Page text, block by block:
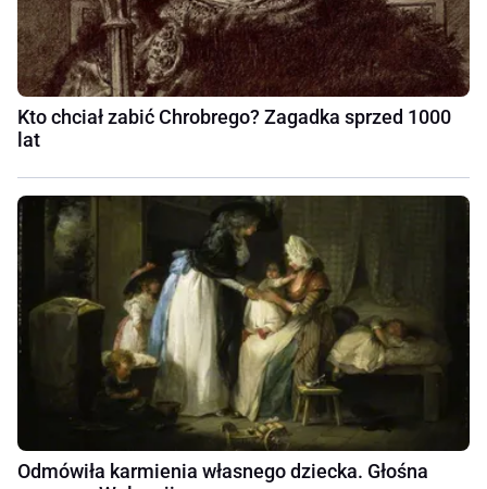
Kto chciał zabić Chrobrego? Zagadka sprzed 1000
lat
Odmówiła karmienia własnego dziecka. Głośna